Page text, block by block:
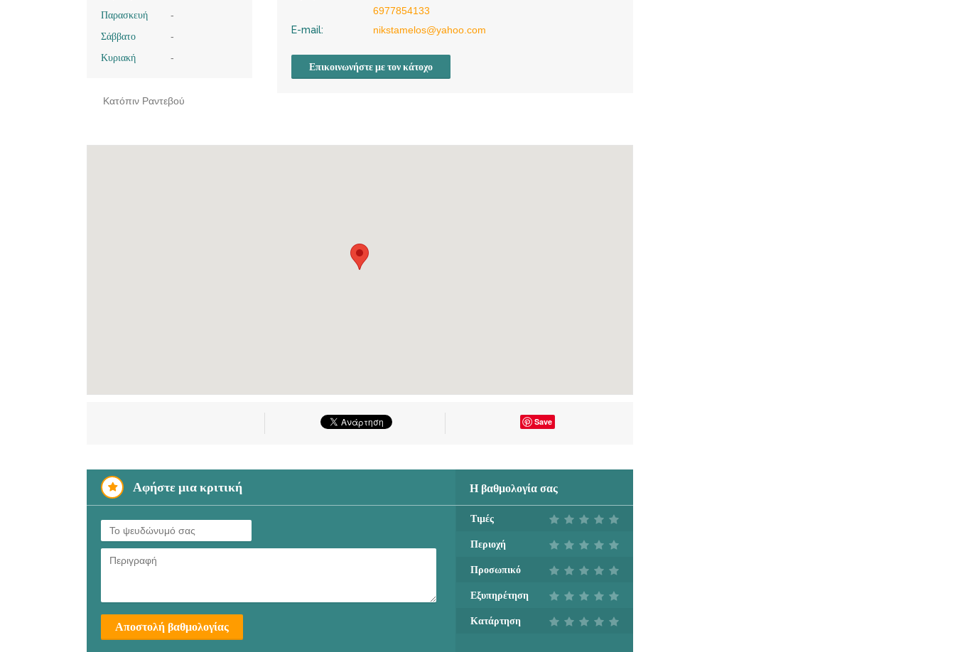
Παρασκευή
-
Σάββατο
-
Κυριακή
-
Κατόπιν Ραντεβού
6977854133
E-mail:
nikstamelos@yahoo.com
Επικοινωνήστε με τον κάτοχο
Save
Αφήστε μια κριτική Η βαθμολογία σας
Τιμές
Περιοχή
Προσωπικό
Εξυπηρέτηση
Κατάρτηση
Αποστολή βαθμολογίας